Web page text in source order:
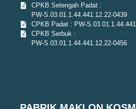
CPKB Setengah Padat :
PW-S.03.01.1.44.441.12.22-0439
CPKB Padat : PW-
CPKB Serbuk :
PW-S.03.01.1.44.441.12.22-0456